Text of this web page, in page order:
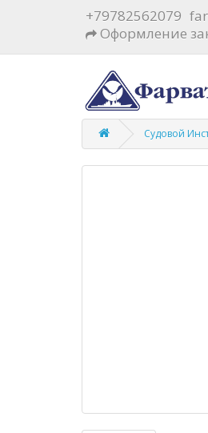
+79782562079
Оформление
Судовой